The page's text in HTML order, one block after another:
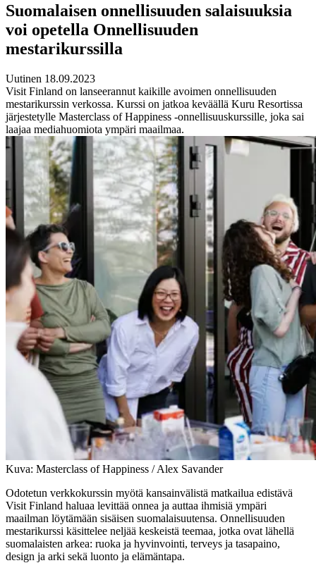
Suomalaisen onnellisuuden salaisuuksia
voi opetella Onnellisuuden
mestarikurssilla
Uutinen 18.09.2023
Visit Finland on lanseerannut kaikille avoimen onnellisuuden
mestarikurssin verkossa. Kurssi on jatkoa keväällä Kuru Resortissa
järjestetylle Masterclass of Happiness -onnellisuuskurssille, joka sai
laajaa mediahuomiota ympäri maailmaa.
Kuva: Masterclass of Happiness / Alex Savander
Odotetun verkkokurssin myötä kansainvälistä matkailua edistävä
Visit Finland haluaa levittää onnea ja auttaa ihmisiä ympäri
maailman löytämään sisäisen suomalaisuutensa. Onnellisuuden
mestarikurssi käsittelee neljää keskeistä teemaa, jotka ovat lähellä
suomalaisten arkea: ruoka ja hyvinvointi, terveys ja tasapaino,
design ja arki sekä luonto ja elämäntapa.